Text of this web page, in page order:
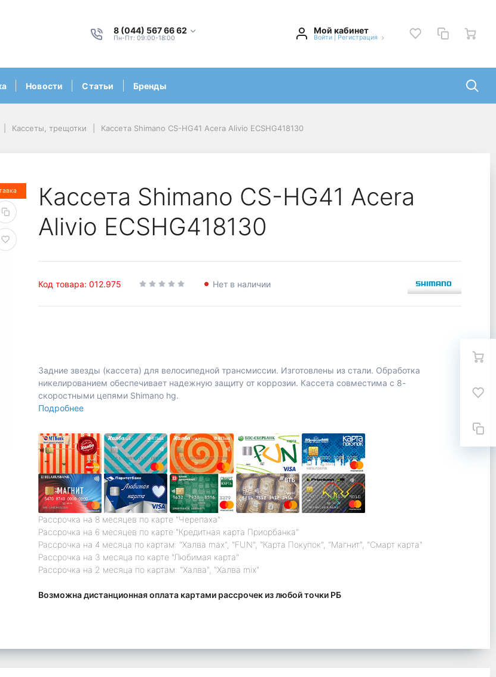
8 (044) 567 66 62
Пн-Пт: 09:00-18:00
Мой кабинет
Войти Регистрация
Новости Статьи Бренды
Кассеты, трещотки Кассета Shimano CS-HG41 Acera Alivio ECSHG418130
Кассета Shimano CS-HG41 Acera
Alivio ECSHG418130
Код товара: 012.975 Нет в наличии
Задние звезды (кассета) для велосипедной трансмиссии. Изготовлены из стали. Обработка
никелированием обеспечивает надежную защиту от коррозии. Кассета совместима с 8-
скоростными цепями Shimano hg.
Подробнее
Рассрочка на 8 месяцев по карте "Черепаха"
Рассрочка на 6 месяцев по карте "Кредитная карта Приорбанка"
Рассрочка на 4 месяца по картам: "Халва max", "FUN", "Карта Покупок", "Магнит", "Смарт карта"
Рассрочка на 3 месяца по карте "Любимая карта"
Рассрочка на 2 месяца по картам: "Халва", "Халва mix"
Возможна дистанционная оплата картами рассрочек из любой точки РБ